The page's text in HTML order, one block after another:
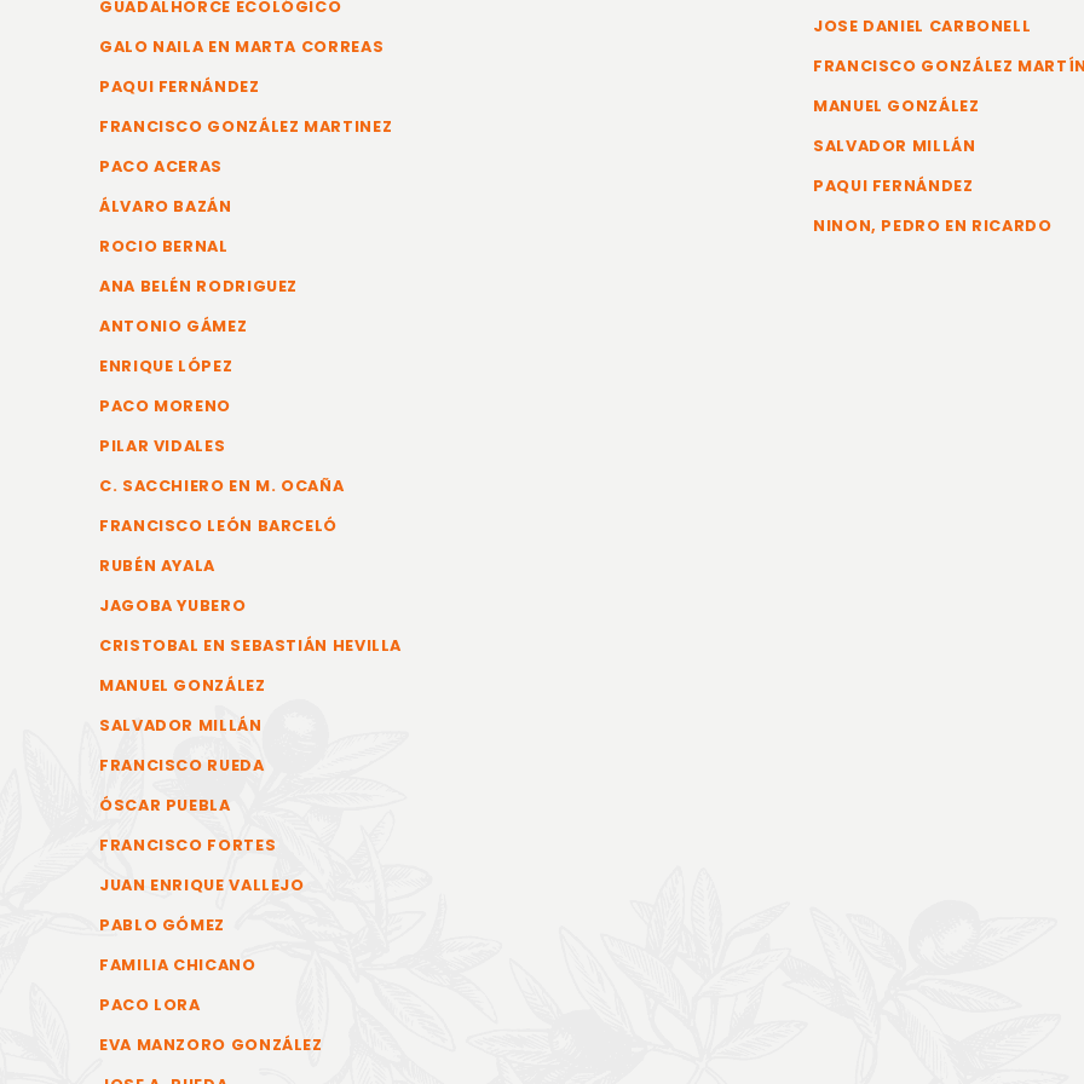
GUADALHORCE ECOLÓGICO
GALO NAILA EN MARTA CORREAS
PAQUI FERNÁNDEZ
FRANCISCO GONZÁLEZ MARTINEZ
PACO ACERAS
ÁLVARO BAZÁN
ROCIO BERNAL
ANA BELÉN RODRIGUEZ
ANTONIO GÁMEZ
ENRIQUE LÓPEZ
PACO MORENO
PILAR VIDALES
C. SACCHIERO EN M. OCAÑA
FRANCISCO LEÓN BARCELÓ
RUBÉN AYALA
JAGOBA YUBERO
CRISTOBAL EN SEBASTIÁN HEVILLA
MANUEL GONZÁLEZ
SALVADOR MILLÁN
FRANCISCO RUEDA
ÓSCAR PUEBLA
FRANCISCO FORTES
JUAN ENRIQUE VALLEJO
PABLO GÓMEZ
FAMILIA CHICANO
PACO LORA
EVA MANZORO GONZÁLEZ
JOSE DANIEL CARBONELL
FRANCISCO GONZÁLEZ
MANUEL GONZÁLEZ
SALVADOR MILLÁN
PAQUI FERNÁNDEZ
NINON, PEDRO EN RICARDO